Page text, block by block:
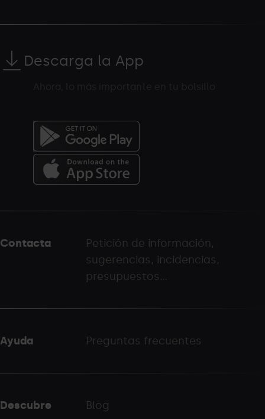
Descarga la App
del
-
Contacta
Petición de información,
sugerencias, incidencias,
presupuestos...
Ayuda Preguntas frecuentes
Descubre
Blog